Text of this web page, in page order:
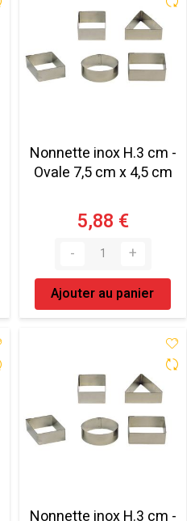
Nonnette inox H.3 cm -
Ovale 7,5 cm x 4,5 cm
5,88 €
Ajouter au panier